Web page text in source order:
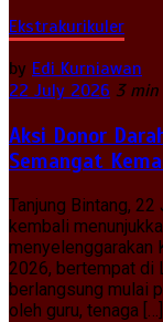
Ekstrakurikuler
by Edi Kurniawan
22 July 2026 3 min
Aksi Donor
Semangat
Tanjung Bintang,
kembali
menyelenggarakan
2026, bertempat di
berlangsung mulai
oleh guru, tenaga […]